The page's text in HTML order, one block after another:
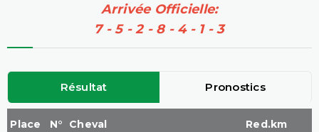
Arrivée Officielle:
7 - 5 - 2 - 8 - 4 - 1 - 3
Résultat Pronostics
Place N° Cheval Red.km